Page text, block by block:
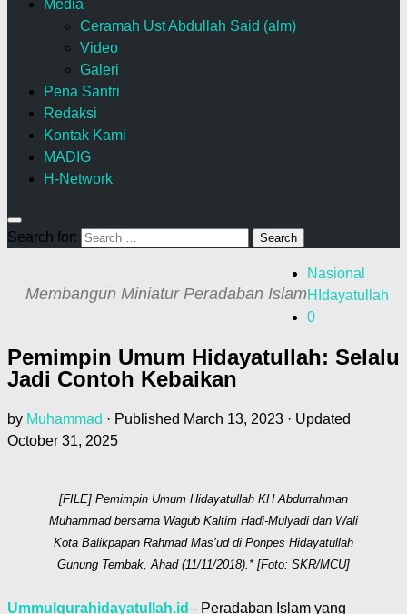
Media
Ceramah Ust Abdullah Said (alm)
Video
Galeri
Pena Santri
Redaksi
Kontak Kami
MADIG
H-Network
Search for:
Membangun Miniatur Peradaban Islam
Nasional
HIdayatullah
0
Pemimpin Umum Hidayatullah: Selalu
Jadi Contoh Kebaikan
by Muhammad · Published March 13, 2023 · Updated
October 31, 2025
[FILE] Pemimpin Umum Hidayatullah KH Abdurrahman
Muhammad bersama Wagub Kaltim Hadi-Mulyadi dan Wali
Kota Balikpapan Rahmad Mas’ud di Ponpes Hidayatullah
Gunung Tembak, Ahad (11/11/2018).* [Foto: SKR/MCU]
Ummulqurahidayatullah.id– Peradaban Islam yang